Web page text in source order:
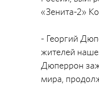
«Зенита-2»
- Георгий
жителей
Дюперрон
мира,